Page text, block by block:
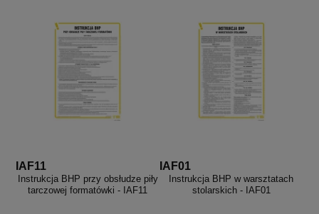
IAF11
Instrukcja BHP przy obsłudze piły
tarczowej formatówki - IAF11
IAF01
Instrukcja BHP w warsztatach
stolarskich - IAF01